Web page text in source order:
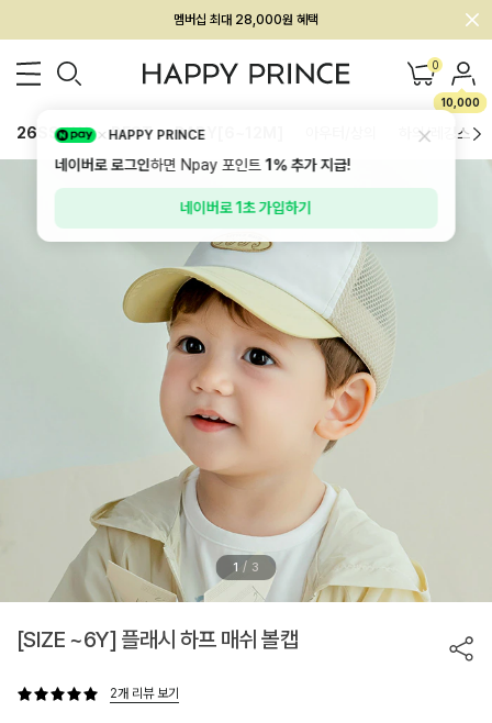
회원전용 아울렛, 가입하면 ~60% 할인!
멤버십 최대 28,000원 혜택 0
10,000
26SS 신상 BEST BABY[6~12M] 하의/레깅스
1 / 3
[SIZE ~6Y] 플래시 하프 매쉬 볼캡
2개 리뷰 보기
HAPPY PRINCE
네이버로 로그인하면 Npay 포인트1%추가 지급!
네이버로 1초 가입하기